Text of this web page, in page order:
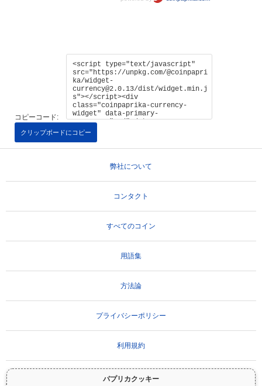
パプリカクッキー
コピーコード:
クリップボードにコピー
弊社について
コンタクト
すべてのコイン
用語集
方法論
プライバシーポリシー
利用規約